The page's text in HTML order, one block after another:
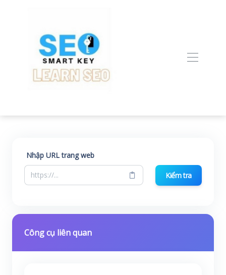
Nhập URL trang web
Kiểm tra
Công cụ liên quan